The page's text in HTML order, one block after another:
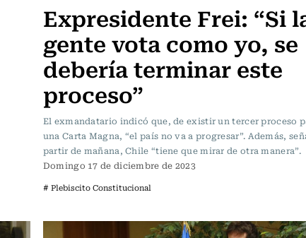
Expresidente Frei: “Si
gente vota como yo, se
debería terminar este
proceso”
El exmandatario indicó que, de existir un tercer proceso
una Carta Magna, “el país no va a progresar”. Además,
partir de mañana, Chile “tiene que mirar de otra manera”.
Domingo 17 de diciembre de 2023
# Plebiscito Constitucional